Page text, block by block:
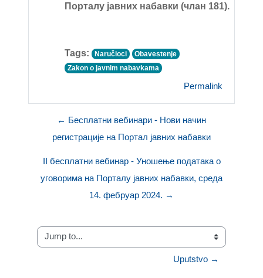
Порталу јавних набавки (члан 181).
Tags: Naručioci
Obavestenje
Zakon o javnim nabavkama
Permalink
← Бесплатни вебинари - Нови начин
регистрације на Портал јавних набавки
II бесплатни вебинар - Уношење података о
уговорима на Порталу јавних набавки, среда
14. фебруар 2024. →
Jump to...
Uputstvo →